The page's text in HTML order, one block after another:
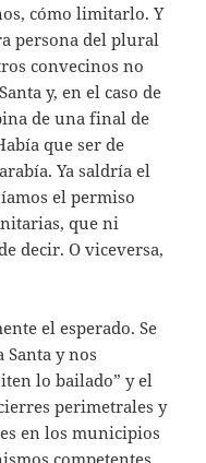
cómo limitarlo. Y
persona del plural
convecinos no
y, en el caso de
de una final de
que ser de
Ya saldría el
el permiso
que ni
decir. O viceversa,
el esperado. Se
Santa y nos
lo bailado” y el
perimetrales y
en los municipios